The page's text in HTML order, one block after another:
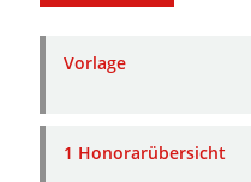
Vorlage
1 Honorarübersicht